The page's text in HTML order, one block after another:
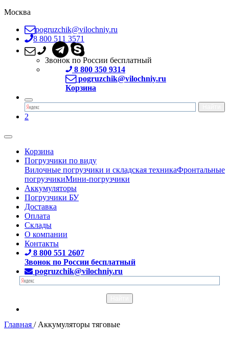
Москва
pogruzchik@vilochniy.ru
8 800 511 3571
Звонок по России бесплатный
8 800 350 9314
pogruzchik@vilochniy.ru
Корзина
2
Корзина
Погрузчики по виду
Вилочные погрузчики и складская техникаФронтальные
погрузчикиМини-погрузчики
Аккумуляторы
Погрузчики БУ
Доставка
Оплата
Склады
О компании
Контакты
8 800 551 2607
Звонок по России бесплатный
pogruzchik@vilochniy.ru
Главная / Аккумуляторы тяговые